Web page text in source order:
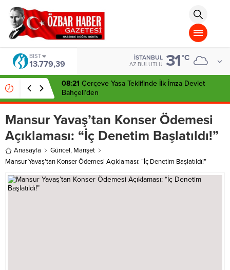
islami
chat
omegla
türk
sohbet
cinsel
sohbet
dini
chat
BIST
13.779,39
İSTANBUL
AZ BULUTLU 31°C
08:21 Çerçeve Yasa Teklifinde İlk İmza Devlet
Bahçeli’den
Mansur Yavaş’tan Konser Ödemesi
Açıklaması: “İç Denetim Başlatıldı!”
Anasayfa Güncel, Manşet
Mansur Yavaş’tan Konser Ödemesi Açıklaması: “İç Denetim Başlatıldı!”